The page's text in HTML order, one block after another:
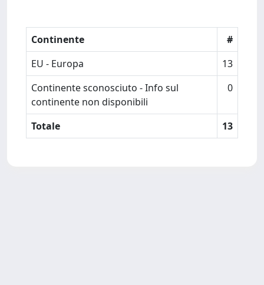
Continente
#
EU - Europa
13
Continente sconosciuto - Info sul
continente non disponibili
0
Totale 13